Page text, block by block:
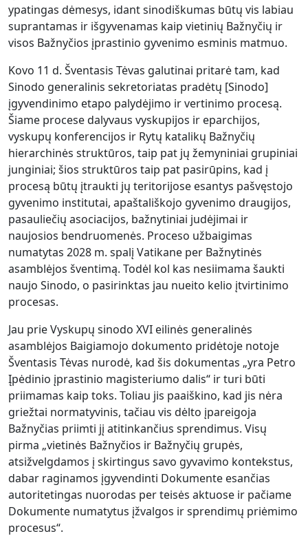
ypatingas dėmesys, idant sinodiškumas būtų vis labiau
suprantamas ir išgyvenamas kaip vietinių Bažnyčių ir
visos Bažnyčios įprastinio gyvenimo esminis matmuo.
Kovo 11 d. Šventasis Tėvas galutinai pritarė tam, kad
Sinodo generalinis sekretoriatas pradėtų [Sinodo]
įgyvendinimo etapo palydėjimo ir vertinimo procesą.
Šiame procese dalyvaus vyskupijos ir eparchijos,
vyskupų konferencijos ir Rytų katalikų Bažnyčių
hierarchinės struktūros, taip pat jų žemyniniai grupiniai
junginiai; šios struktūros taip pat pasirūpins, kad į
procesą būtų įtraukti jų teritorijose esantys pašvęstojo
gyvenimo institutai, apaštališkojo gyvenimo draugijos,
pasauliečių asociacijos, bažnytiniai judėjimai ir
naujosios bendruomenės. Proceso užbaigimas
numatytas 2028 m. spalį Vatikane per Bažnytinės
asamblėjos šventimą. Todėl kol kas nesiimama šaukti
naujo Sinodo, o pasirinktas jau nueito kelio įtvirtinimo
procesas.
Jau prie Vyskupų sinodo XVI eilinės generalinės
asamblėjos Baigiamojo dokumento pridėtoje notoje
Šventasis Tėvas nurodė, kad šis dokumentas „yra Petro
Įpėdinio įprastinio magisteriumo dalis“ ir turi būti
priimamas kaip toks. Toliau jis paaiškino, kad jis nėra
griežtai normatyvinis, tačiau vis dėlto įpareigoja
Bažnyčias priimti jį atitinkančius sprendimus. Visų
pirma „vietinės Bažnyčios ir Bažnyčių grupės,
atsižvelgdamos į skirtingus savo gyvavimo kontekstus,
dabar raginamos įgyvendinti Dokumente esančias
autoritetingas nuorodas per teisės aktuose ir pačiame
Dokumente numatytus įžvalgos ir sprendimų priėmimo
procesus“.